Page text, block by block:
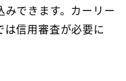
できます。カーリー
は信用審査が必要に